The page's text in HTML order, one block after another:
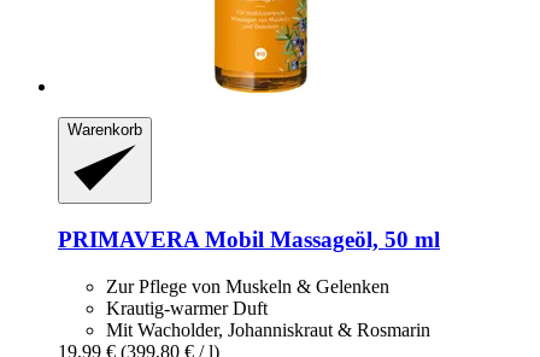
Warenkorb
PRIMAVERA Mobil Massageöl, 50 ml
Zur Pflege von Muskeln & Gelenken
Krautig-warmer Duft
Mit Wacholder, Johanniskraut & Rosmarin
19,99 € (399,80 € / l)